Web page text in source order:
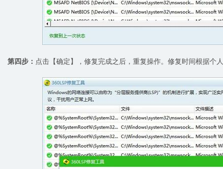
第四步： 点击【确定】，修复完成之后，重复操作。修复时间根据个